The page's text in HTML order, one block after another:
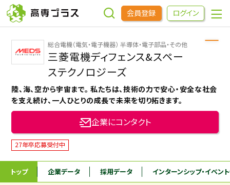
会員登録 ログイン
企業をさがす
進学先をさがす
インターンシップ・イベントをさがす
高専OBOGをさがす
高専プラスセミナー
総合電機（電気・電子機器） 半導体・電子部品・その他
三菱電機ディフェンス&スペー
ステクノロジーズ
陸、海、空から宇宙まで。 私たちは、技術の力で安心・安全な社会
を支え続け、一人ひとりの成長で未来を切り拓きます。
企業にコンタクト
27年卒応募受付中
トップ 企業データ 採用データ インターンシップ・イベン